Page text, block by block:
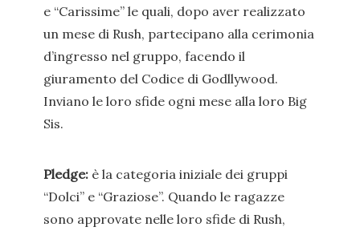
e “Carissime” le quali, dopo aver realizzato
un mese di Rush, partecipano alla cerimonia
d’ingresso nel gruppo, facendo il
giuramento del Codice di Godllywood.
Inviano le loro sfide ogni mese alla loro Big
Sis.
Pledge: è la categoria iniziale dei gruppi
“Dolci” e “Graziose”. Quando le ragazze
sono approvate nelle loro sfide di Rush,